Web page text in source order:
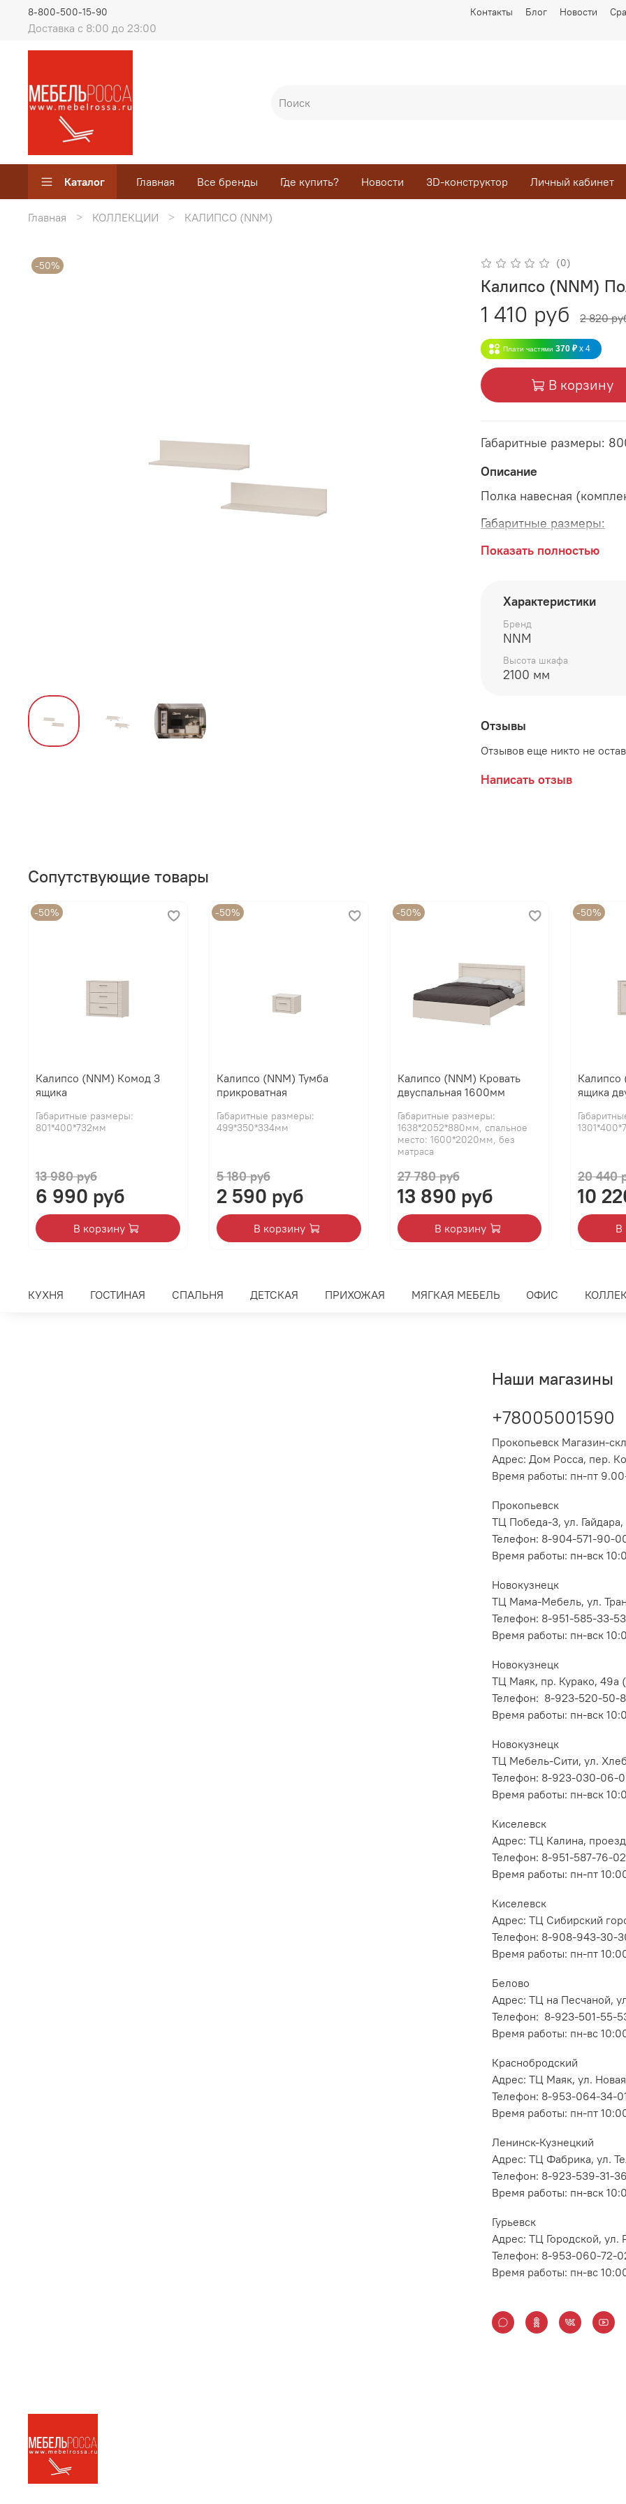
Контакты Блог Новости
Доставка с 8:00 до 23:00
8-800-500-15-90
Каталог Главная Все бренды Где купить? Новости 3D-конструктор Личный кабинет
Главная КОЛЛЕКЦИИ КАЛИПСО (NNM)
-50% (0)
Калипсо (NNM)
1 410 руб 2 820
Плати частями 370 ₽ x 4
В корзину
Габаритные размеры:
Описание
Полка навесная
Габаритные размеры:
длина 800 мм
высота 180 мм
Цвет:Меланж
Над тумбой ТВ (1,6м)
можно навесить в 2
Максимальная нагрузка
Показать полностью
Характеристики
Бренд
NNM
Высота шкафа
2100 мм
Отзывы
Отзывов еще никто не
Написать отзыв
Сопутствующие товары
-50%
Калипсо (NNM) Комод 3
ящика
Габаритные размеры:
801*400*732мм
13 980 руб
6 990 руб
В корзину
-50%
Калипсо (NNM) Тумба
прикроватная
Габаритные размеры:
499*350*334мм
5 180 руб
2 590 руб
В корзину
-50%
Калипсо (NNM) Кровать
двуспальная 1600мм
Габаритные размеры:
1638*2052*880мм, спальное
место: 1600*2020мм, без
матраса
27 780 руб
13 890 руб
В корзину
-50%
Калипсо
ящика
20 440
10
В
КУХНЯ ГОСТИНАЯ СПАЛЬНЯ ДЕТСКАЯ ПРИХОЖАЯ МЯГКАЯ МЕБЕЛЬ ОФИС
Наши магазины
+78005001590
Прокопьевск Магазин-
Адрес: Дом Росса, пер.
Время работы: пн-пт
Прокопьевск
ТЦ Победа-3, ул. Гайдара,
Телефон: 8-904-571-90-
Время работы: пн-вск
Новокузнецк
ТЦ Мама-Мебель, ул.
Телефон: 8-951-585-33-53
Время работы: пн-вск
Новокузнецк
ТЦ Маяк, пр. Курако, 49а
Телефон: 8-923-520-50-
Время работы: пн-вск
Новокузнецк
ТЦ Мебель-Сити, ул.
Телефон: 8-923-030-06-
Время работы: пн-вск
Киселевск
Адрес: ТЦ Калина,
Телефон: 8-951-587-76-02
Время работы: пн-пт
Киселевск
Адрес: ТЦ Сибирский
Телефон: 8-908-943-30-
Время работы: пн-пт
Белово
Адрес: ТЦ на Песчаной,
Телефон: 8-923-501-55-
Время работы: пн-вс
Краснобродский
Адрес: ТЦ Маяк, ул.
Телефон: 8-953-064-34-01
Время работы: пн-пт
Ленинск-Кузнецкий
Адрес: ТЦ Фабрика, ул.
Телефон: 8-923-539-31-36
Время работы: пн-вск
Гурьевск
Адрес: ТЦ Городской,
Телефон: 8-953-060-72-
Время работы: пн-вс